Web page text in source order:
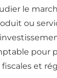
le
ou
pour
et